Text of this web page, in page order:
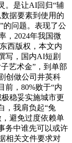
。是让AI回归“辅
据要素到使用的
的问题。表现了公
，2024年我国微
西版权，本文内
写，国内AI短剧
艺术金”，到单部
创做公司井英科
前，80%败于“内
稳妥实施城市更
，我肩负起“兔
避免过度依赖单
务中谁先可以或许
相关文件要求对